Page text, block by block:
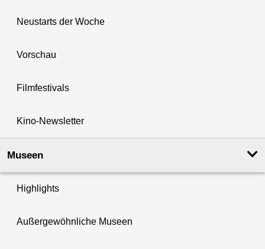
Neustarts der Woche
Vorschau
Filmfestivals
Kino-Newsletter
Museen
Highlights
Außergewöhnliche Museen